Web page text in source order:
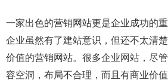
一家出色的营销网站更是企业成功的
企业虽然有了建站意识，但还不太清
价值的营销网站。很多企业网站，尽
容空洞，布局不合理，而且有商业价